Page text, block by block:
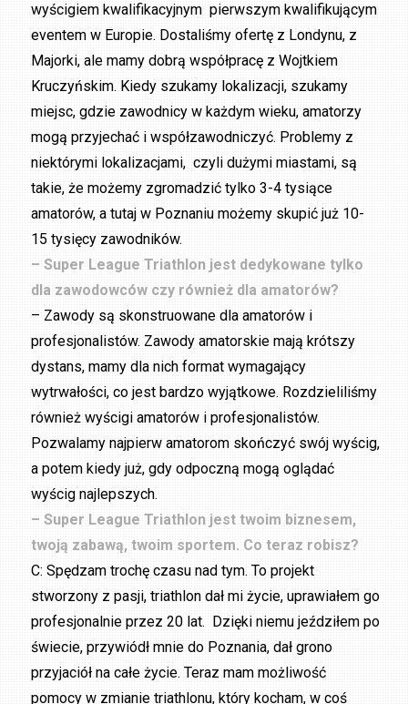
wyścigiem kwalifikacyjnym pierwszym kwalifikującym
eventem w Europie. Dostaliśmy ofertę z Londynu, z
Majorki, ale mamy dobrą współpracę z Wojtkiem
Kruczyńskim. Kiedy szukamy lokalizacji, szukamy
miejsc, gdzie zawodnicy w każdym wieku, amatorzy
mogą przyjechać i współzawodniczyć. Problemy z
niektórymi lokalizacjami, czyli dużymi miastami, są
takie, że możemy zgromadzić tylko 3-4 tysiące
amatorów, a tutaj w Poznaniu możemy skupić już 10-
15 tysięcy zawodników.
– Super League Triathlon jest dedykowane tylko
dla zawodowców czy również dla amatorów?
– Zawody są skonstruowane dla amatorów i
profesjonalistów. Zawody amatorskie mają krótszy
dystans, mamy dla nich format wymagający
wytrwałości, co jest bardzo wyjątkowe. Rozdzieliliśmy
również wyścigi amatorów i profesjonalistów.
Pozwalamy najpierw amatorom skończyć swój wyścig,
a potem kiedy już, gdy odpoczną mogą oglądać
wyścig najlepszych.
– Super League Triathlon jest twoim biznesem,
twoją zabawą, twoim sportem. Co teraz robisz?
C: Spędzam trochę czasu nad tym. To projekt
stworzony z pasji, triathlon dał mi życie, uprawiałem go
profesjonalnie przez 20 lat. Dzięki niemu jeździłem po
świecie, przywiódł mnie do Poznania, dał grono
przyjaciół na całe życie. Teraz mam możliwość
pomocy w zmianie triathlonu, który kocham, w coś